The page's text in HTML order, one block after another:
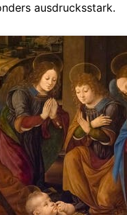
ausdrucksstark.